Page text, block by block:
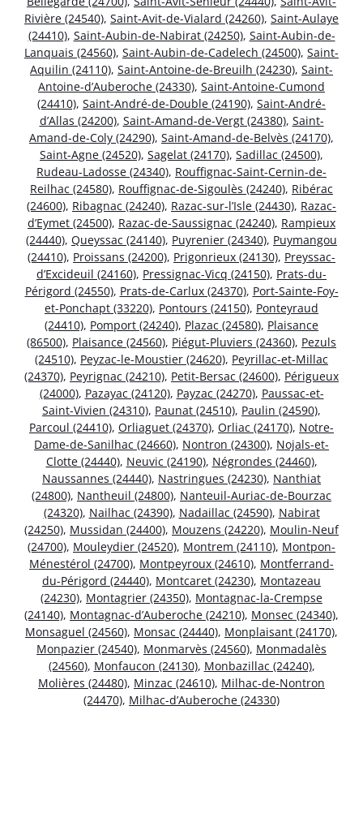
Rivière (24540), Saint-Avit-de-Vialard (24260), Saint-Aulaye
(24410), Saint-Aubin-de-Nabirat (24250), Saint-Aubin-de-
Lanquais (24560), Saint-Aubin-de-Cadelech (24500), Saint-
Aquilin (24110), Saint-Antoine-de-Breuilh (24230), Saint-
Antoine-d’Auberoche (24330), Saint-Antoine-Cumond
(24410), Saint-André-de-Double (24190), Saint-André-
d’Allas (24200), Saint-Amand-de-Vergt (24380), Saint-
Amand-de-Coly (24290), Saint-Amand-de-Belvès (24170),
Saint-Agne (24520), Sagelat (24170), Sadillac (24500),
Rudeau-Ladosse (24340), Rouffignac-Saint-Cernin-de-
Reilhac (24580), Rouffignac-de-Sigoulès (24240), Ribérac
(24600), Ribagnac (24240), Razac-sur-l’Isle (24430), Razac-
d’Eymet (24500), Razac-de-Saussignac (24240), Rampieux
(24440), Queyssac (24140), Puyrenier (24340), Puymangou
(24410), Proissans (24200), Prigonrieux (24130), Preyssac-
d’Excideuil (24160), Pressignac-Vicq (24150), Prats-du-
Périgord (24550), Prats-de-Carlux (24370), Port-Sainte-Foy-
et-Ponchapt (33220), Pontours (24150), Ponteyraud
(24410), Pomport (24240), Plazac (24580), Plaisance
(86500), Plaisance (24560), Piégut-Pluviers (24360), Pezuls
(24510), Peyzac-le-Moustier (24620), Peyrillac-et-Millac
(24370), Peyrignac (24210), Petit-Bersac (24600), Périgueux
(24000), Pazayac (24120), Payzac (24270), Paussac-et-
Saint-Vivien (24310), Paunat (24510), Paulin (24590),
Parcoul (24410), Orliaguet (24370), Orliac (24170), Notre-
Dame-de-Sanilhac (24660), Nontron (24300), Nojals-et-
Clotte (24440), Neuvic (24190), Négrondes (24460),
Naussannes (24440), Nastringues (24230), Nanthiat
(24800), Nantheuil (24800), Nanteuil-Auriac-de-Bourzac
(24320), Nailhac (24390), Nadaillac (24590), Nabirat
(24250), Mussidan (24400), Mouzens (24220), Moulin-Neuf
(24700), Mouleydier (24520), Montrem (24110), Montpon-
Ménestérol (24700), Montpeyroux (24610), Montferrand-
du-Périgord (24440), Montcaret (24230), Montazeau
(24230), Montagrier (24350), Montagnac-la-Crempse
(24140), Montagnac-d’Auberoche (24210), Monsec (24340),
Monsaguel (24560), Monsac (24440), Monplaisant (24170),
Monpazier (24540), Monmarvès (24560), Monmadalès
(24560), Monfaucon (24130), Monbazillac (24240),
Molières (24480), Minzac (24610), Milhac-de-Nontron
(24470), Milhac-d’Auberoche (24330)